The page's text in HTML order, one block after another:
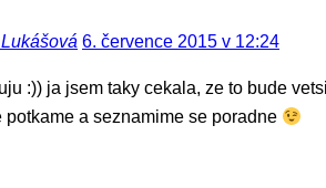
6. července 2015 v 12:24
:)) ja jsem taky cekala, ze to bude
potkame a seznamime se poradne